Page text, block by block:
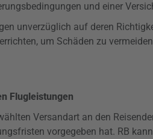
und einer
unverzüglich auf deren
um Schäden zu
Flugleistungen
Versandart an den
vorgegeben hat. RB